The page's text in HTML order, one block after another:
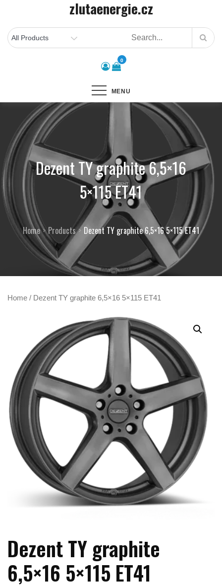
content
zlutaenergie.cz
0
MENU
Dezent TY graphite 6,5×16
5×115 ET41
Home Products Dezent TY graphite 6,5×16 5×115 ET41
Home / Dezent TY graphite 6,5×16 5×115 ET41
Dezent TY graphite
6,5×16 5×115 ET41